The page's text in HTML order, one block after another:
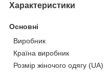
Характеристики
Основні
Виробник
Країна виробник
Розмір жіночого одягу (UA)